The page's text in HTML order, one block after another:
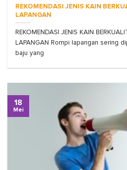
REKOMENDASI JENIS KAIN
LAPANGAN
REKOMENDASI JENIS KAIN
LAPANGAN Rompi lapangan sering
baju yang
18
Mei